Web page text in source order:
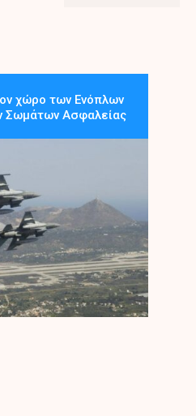
χώρο των Ενόπλων
Σωμάτων Ασφαλείας